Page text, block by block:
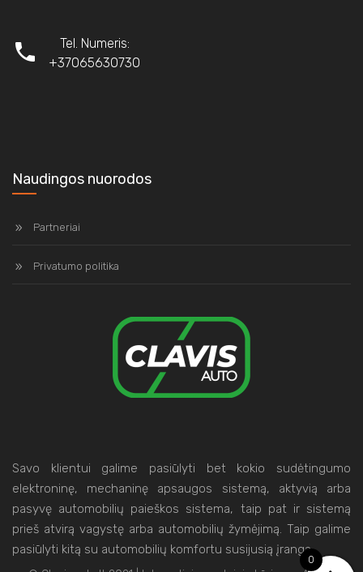
Tel. Numeris:
+37065630730
Naudingos nuorodos
Partneriai
Privatumo politika
Savo klientui galime pasiūlyti bet kokio sudėtingumo
elektroninę, mechaninę apsaugos sistemą, aktyvią arba
pasyvę automobilių paieškos sistema, taip pat ir sistemą
prieš atvirą vagystę arba automobilių žymėjimą. Taip galime
pasiūlyti kitą su automobilių komfortu susijusią įrangą.
0